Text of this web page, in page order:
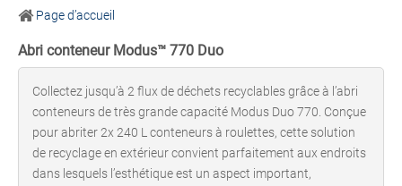
Page d’accueil
Abri conteneur Modus™ 770 Duo
Collectez jusqu’à 2 flux de déchets recyclables grâce à l’abri
conteneurs de très grande capacité Modus Duo 770. Conçue
pour abriter 2x 240 L conteneurs à roulettes, cette solution
de recyclage en extérieur convient parfaitement aux endroits
dans lesquels l’esthétique est un aspect important,